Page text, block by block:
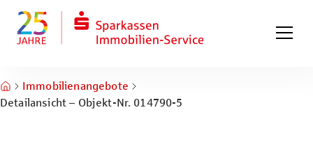
Zum Fuß springen
Immobilienangebote
Detailansicht – Objekt-Nr. 014790-5